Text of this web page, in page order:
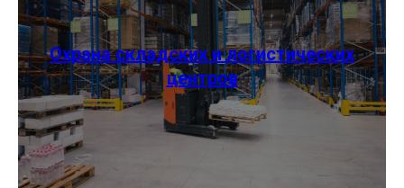
Охрана складских и логистических
центров